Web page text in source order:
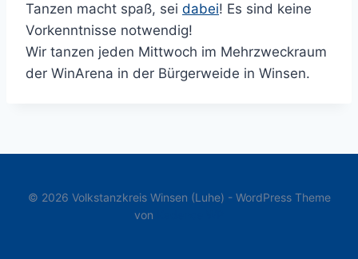
Tanzen macht spaß, sei dabei! Es sind keine
Vorkenntnisse notwendig!
Wir tanzen jeden Mittwoch im Mehrzweckraum
der WinArena in der Bürgerweide in Winsen.
© 2026 Volkstanzkreis Winsen (Luhe) - WordPress Theme
von